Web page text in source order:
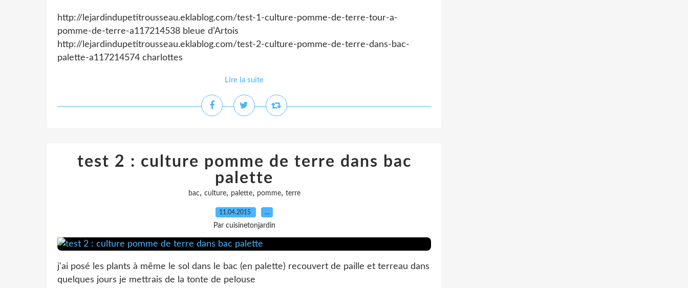
http://lejardindupetitrousseau.eklablog.com/test-1-culture-pomme-de-terre-tour-a-
pomme-de-terre-a117214538 bleue d’Artois
http://lejardindupetitrousseau.eklablog.com/test-2-culture-pomme-de-terre-dans-bac-
palette-a117214574 charlottes
Lire la suite
test 2 : culture pomme de terre dans bac
palette
bac, culture, palette, pomme, terre
11.04.2015 …
Par cuisinetonjardin
j'ai posé les plants à même le sol dans le bac (en palette) recouvert de paille et terreau dans
quelques jours je mettrais de la tonte de pelouse